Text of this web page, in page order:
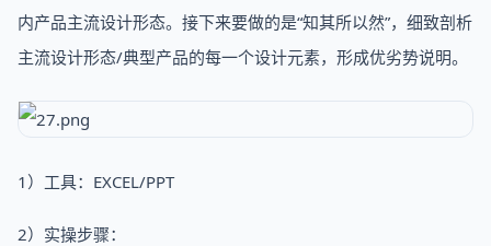
内产品主流设计形态。接下来要做的是“知其所以然”，细致剖析
主流设计形态/典型产品的每一个设计元素，形成优劣势说明。
1）工具：EXCEL/PPT
2）实操步骤：